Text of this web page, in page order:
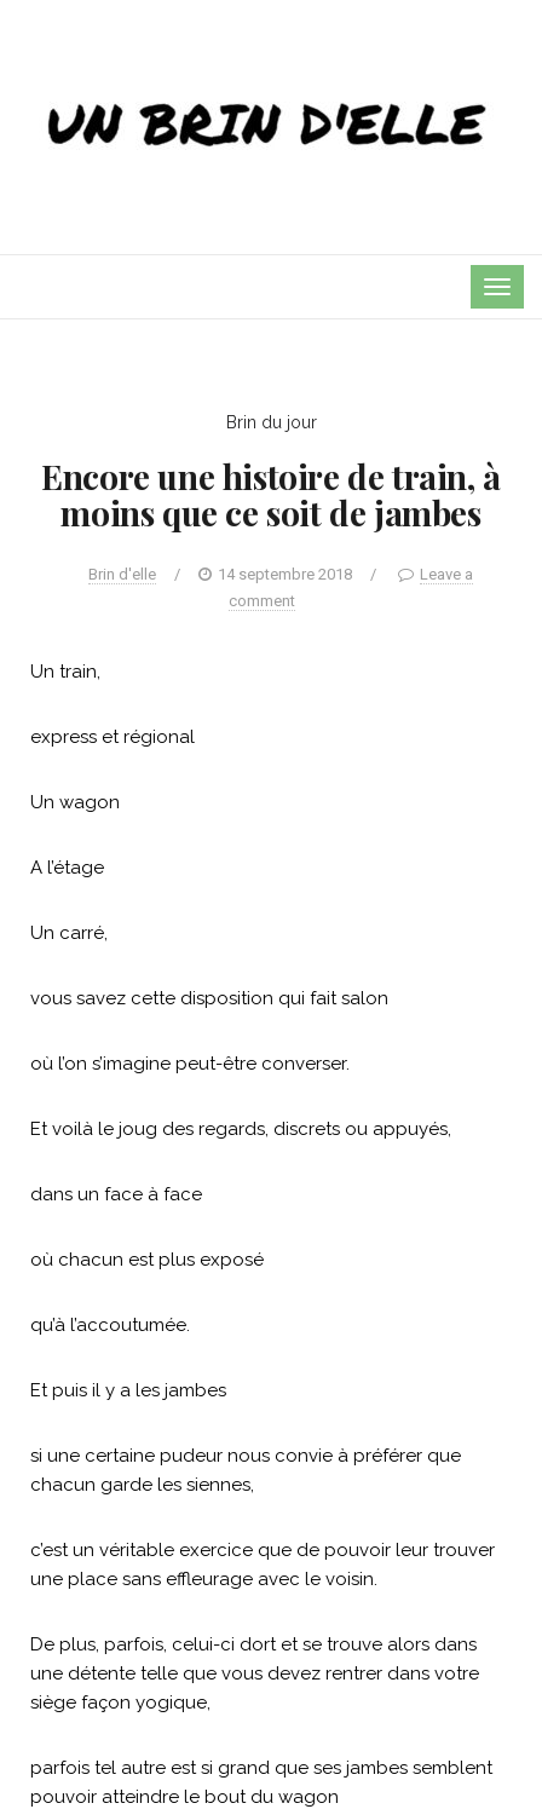
Brin du jour
Encore une histoire de train, à
moins que ce soit de jambes
Brin d'elle / 14 septembre 2018 /
Leave a
comment
Un train,
express et régional
Un wagon
A l’étage
Un carré,
vous savez cette disposition qui fait salon
où l’on s’imagine peut-être converser.
Et voilà le joug des regards, discrets ou appuyés,
dans un face à face
où chacun est plus exposé
qu’à l’accoutumée.
Et puis il y a les jambes
si une certaine pudeur nous convie à préférer que
chacun garde les siennes,
c’est un véritable exercice que de pouvoir leur trouver
une place sans effleurage avec le voisin.
De plus, parfois, celui-ci dort et se trouve alors dans
une détente telle que vous devez rentrer dans votre
siège façon yogique,
parfois tel autre est si grand que ses jambes semblent
pouvoir atteindre le bout du wagon